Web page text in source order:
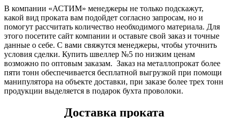
В компании «АСТИМ» менеджеры не только подскажут,
какой вид проката вам подойдет согласно запросам, но и
помогут рассчитать количество необходимого материала. Для
этого посетите сайт компании и оставьте свой заказ и точные
данные о себе. С вами свяжутся менеджеры, чтобы уточнить
условия сделки. Купить швеллер №5 по низким ценам
возможно по оптовым заказам. Заказ на металлопрокат более
пяти тонн обеспечивается бесплатной выгрузкой при помощи
манипулятора на объекте доставки, при заказе более трех тонн
продукции выделяется в подарок бухта проволоки.
Доставка проката